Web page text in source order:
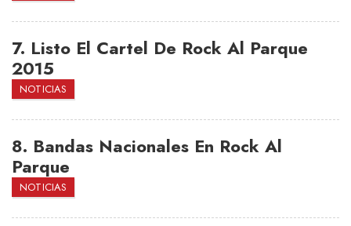
7. Listo El Cartel De Rock Al Parque
2015
NOTICIAS
8. Bandas Nacionales En Rock Al
Parque
NOTICIAS